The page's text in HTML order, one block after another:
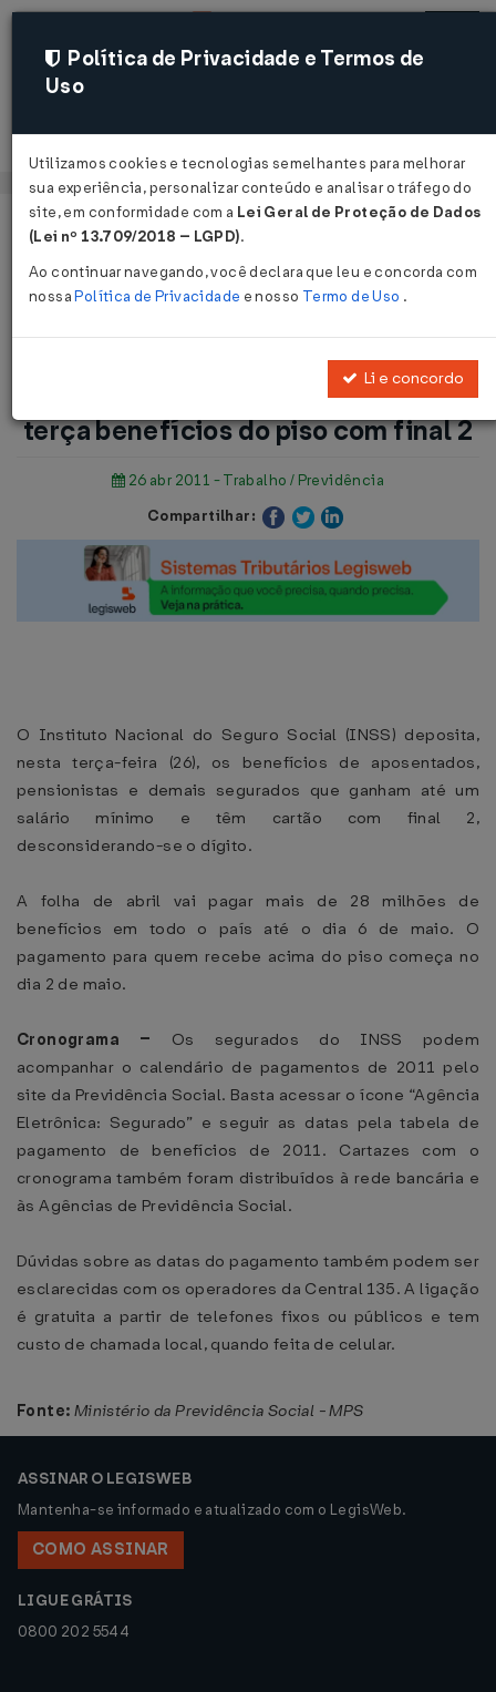
Acessar
Página Inicial
Notícias
com final 2...
Voltar
Benefícios: INSS deposita neste
terça benefícios do piso com final 2
26 abr 2011 - Trabalho / Previdência
Compartilhar:
O Instituto Nacional do Seguro Social (INSS) deposita,
nesta terça-feira (26), os benefícios de aposentados,
pensionistas e demais segurados que ganham até um
salário mínimo e têm cartão com final 2,
desconsiderando-se o dígito.
A folha de abril vai pagar mais de 28 milhões de
benefícios em todo o país até o dia 6 de maio. O
pagamento para quem recebe acima do piso começa no
dia 2 de maio.
Cronograma – Os segurados do INSS podem
acompanhar o calendário de pagamentos de 2011 pelo
site da Previdência Social. Basta acessar o ícone “Agência
Eletrônica: Segurado” e seguir as datas pela tabela de
pagamento de benefícios de 2011. Cartazes com o
cronograma também foram distribuídos à rede bancária e
às Agências de Previdência Social.
Dúvidas sobre as datas do pagamento também podem ser
esclarecidas com os operadores da Central 135. A ligação
é gratuita a partir de telefones fixos ou públicos e tem
custo de chamada local, quando feita de celular.
Fonte: Ministério da Previdência Social - MPS
ASSINAR O LEGISWEB
Mantenha-se informado e atualizado com o LegisWeb.
COMO ASSINAR
LIGUE GRÁTIS
0800 202 5544
Política de Privacidade e Termos de
Uso
Utilizamos cookies e tecnologias semelhantes para melhorar
sua experiência, personalizar conteúdo e analisar o tráfego do
site, em conformidade com a Lei Geral de Proteção de Dados
(Lei nº 13.709/2018 – LGPD).
Ao continuar navegando, você declara que leu e concorda com
nossaPolítica de Privacidade e nosso Termo de Uso .
Li e concordo